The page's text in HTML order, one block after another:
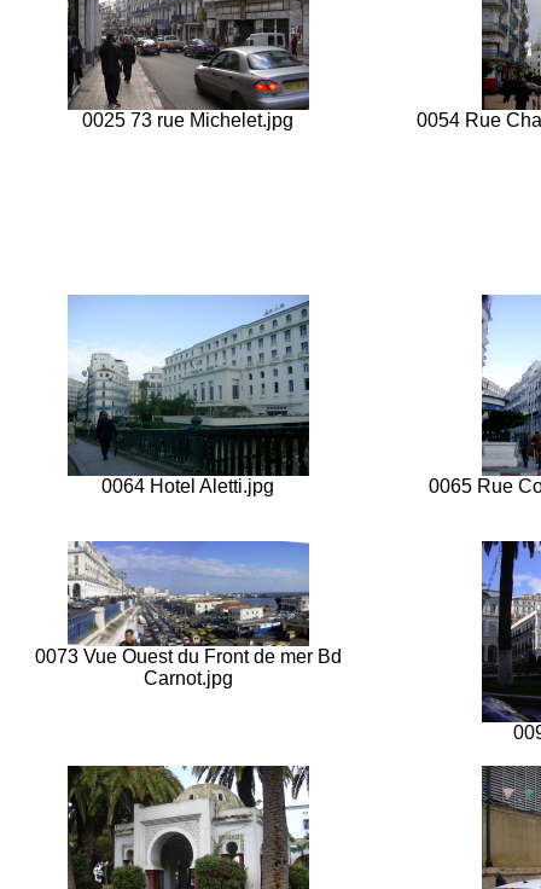
0025 73 rue Michelet.jpg 0054 Rue
0064 Hotel Aletti.jpg 0065 Rue
0073 Vue Ouest du Front de mer Bd
Carnot.jpg